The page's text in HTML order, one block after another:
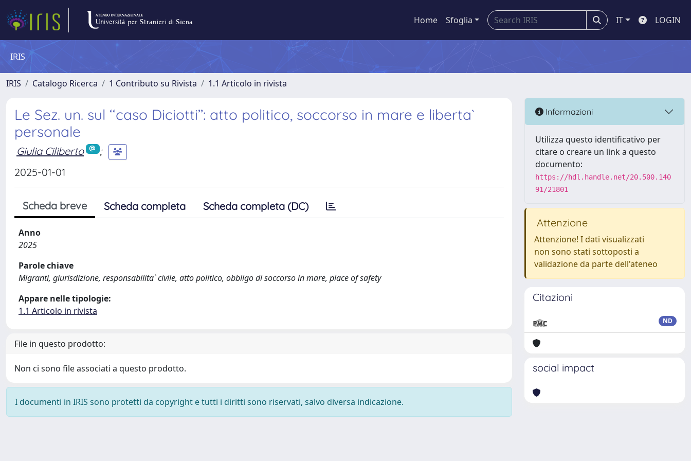
Home Sfoglia IT LOGIN
IRIS
IRIS Catalogo Ricerca 1 Contributo su Rivista 1.1 Articolo in rivista
Le Sez. un. sul ‘‘caso Diciotti’’: atto politico, soccorso in mare e liberta`
personale
Giulia Ciliberto
;
2025-01-01
Scheda breve Scheda completa Scheda completa (DC)
Anno
2025
Parole chiave
Migranti, giurisdizione, responsabilita` civile, atto politico, obbligo di soccorso in mare, place of safety
Appare nelle tipologie:
1.1 Articolo in rivista
File in questo prodotto:
Non ci sono file associati a questo prodotto.
I documenti in IRIS sono protetti da copyright e tutti i diritti sono riservati, salvo diversa indicazione.
Informazioni
Utilizza questo identificativo per
citare o creare un link a questo
documento:
https://hdl.handle.net/20.500.140
91/21801
Attenzione
Attenzione! I dati visualizzati
non sono stati sottoposti a
validazione da parte dell'ateneo
Citazioni
ND
social impact